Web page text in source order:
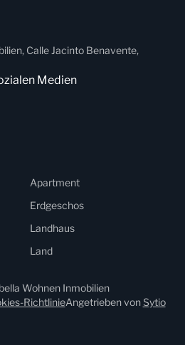
Calle Jacinto Benavente,
Medien
Apartment
Erdgeschos
Landhaus
Land
Wohnen Inmobilien
RichtlinieAngetrieben von Sytio